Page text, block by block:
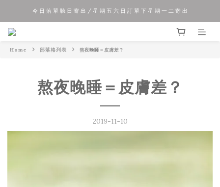
夏 日 優 惠 正 式 開 始!!
今 日 落 單 聽 日 寄 出 / 星 期 五 六 日 訂 單 下 星 期 一 二 寄 出
Home 部落格列表 熬夜晚睡＝皮膚差？
熬夜晚睡＝皮膚差？
2019-11-10